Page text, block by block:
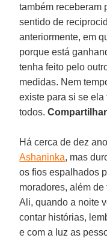
também receberam
sentido de
anteriormente, em
porque está
tenha feito pelo
medidas. Nem
existe para si se
todos.
Há cerca de dez
Ashaninka, mas
os fios espalhados
moradores, além
Ali, quando a noite
contar histórias,
e com a luz as